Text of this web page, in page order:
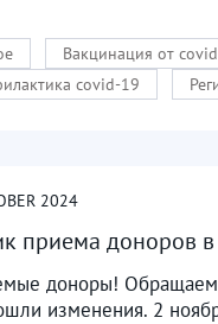
Вакцинация от
covid-19
2024
приема доноров
доноры! Обращаем
изменения. 2